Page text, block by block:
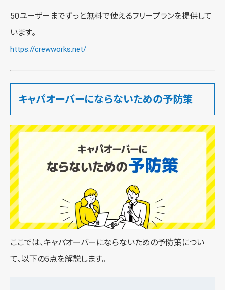
50ユーザーまでずっと無料で使えるフリープランを提供して
います。
https://crewworks.net/
キャパオーバーにならないための予防策
ここでは、キャパオーバーにならないための予防策につい
て、以下の5点を解説します。